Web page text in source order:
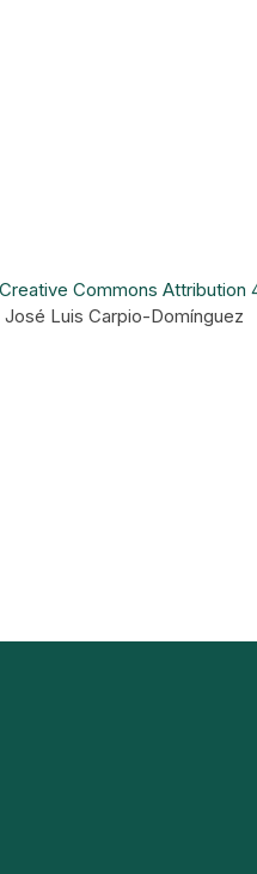
Creative Commons Attribution
Luis Carpio-Domínguez